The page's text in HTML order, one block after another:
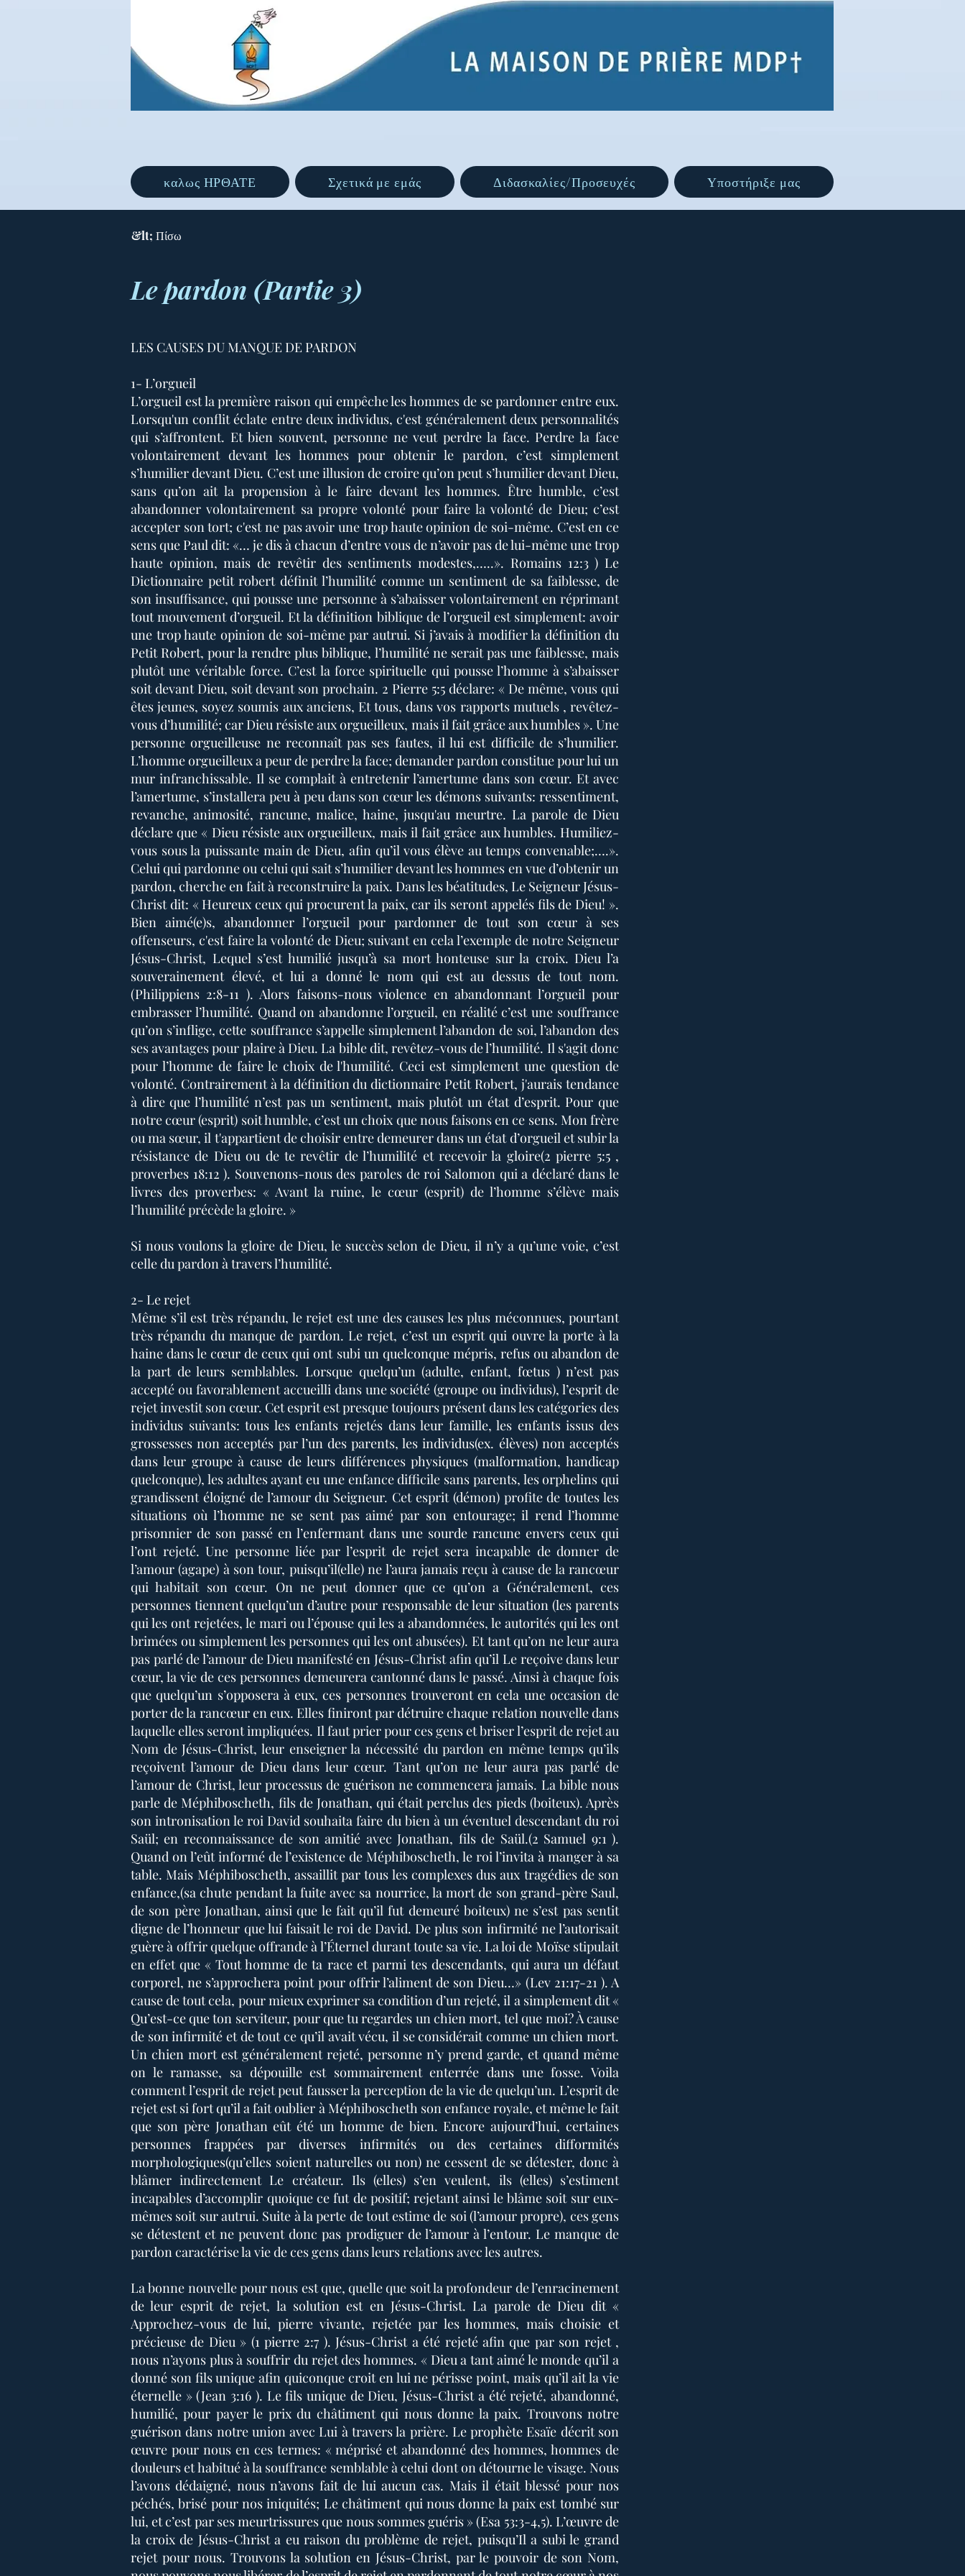
καλως ΗΡΘΑΤΕ Σχετικά με εμάς Διδασκαλίες/Προσευχές Υποστήριξε μας
&lt; Πίσω
Le pardon (Partie 3)
LES CAUSES DU MANQUE DE PARDON
1- L’orgueil
L’orgueil est la première raison qui empêche les hommes de se pardonner entre eux.
Lorsqu'un conflit éclate entre deux individus, c'est généralement deux personnalités
qui s’affrontent. Et bien souvent, personne ne veut perdre la face. Perdre la face
volontairement devant les hommes pour obtenir le pardon, c’est simplement
s’humilier devant Dieu. C’est une illusion de croire qu’on peut s’humilier devant Dieu,
sans qu’on ait la propension à le faire devant les hommes. Être humble, c’est
abandonner volontairement sa propre volonté pour faire la volonté de Dieu; c’est
accepter son tort; c'est ne pas avoir une trop haute opinion de soi-même. C’est en ce
sens que Paul dit: «… je dis à chacun d’entre vous de n’avoir pas de lui-même une trop
haute opinion, mais de revêtir des sentiments modestes,…..». Romains 12:3 ) Le
Dictionnaire petit robert définit l’humilité comme un sentiment de sa faiblesse, de
son insuffisance, qui pousse une personne à s’abaisser volontairement en réprimant
tout mouvement d’orgueil. Et la définition biblique de l’orgueil est simplement: avoir
une trop haute opinion de soi-même par autrui. Si j’avais à modifier la définition du
Petit Robert, pour la rendre plus biblique, l’humilité ne serait pas une faiblesse, mais
plutôt une véritable force. C’est la force spirituelle qui pousse l’homme à s’abaisser
soit devant Dieu, soit devant son prochain. 2 Pierre 5:5 déclare: « De même, vous qui
êtes jeunes, soyez soumis aux anciens, Et tous, dans vos rapports mutuels , revêtez-
vous d’humilité; car Dieu résiste aux orgueilleux, mais il fait grâce aux humbles ». Une
personne orgueilleuse ne reconnaît pas ses fautes, il lui est difficile de s’humilier.
L’homme orgueilleux a peur de perdre la face; demander pardon constitue pour lui un
mur infranchissable. Il se complait à entretenir l’amertume dans son cœur. Et avec
l’amertume, s’installera peu à peu dans son cœur les démons suivants: ressentiment,
revanche, animosité, rancune, malice, haine, jusqu'au meurtre. La parole de Dieu
déclare que « Dieu résiste aux orgueilleux, mais il fait grâce aux humbles. Humiliez-
vous sous la puissante main de Dieu, afin qu’il vous élève au temps convenable;….».
Celui qui pardonne ou celui qui sait s’humilier devant les hommes en vue d’obtenir un
pardon, cherche en fait à reconstruire la paix. Dans les béatitudes, Le Seigneur Jésus-
Christ dit: « Heureux ceux qui procurent la paix, car ils seront appelés fils de Dieu! ».
Bien aimé(e)s, abandonner l’orgueil pour pardonner de tout son cœur à ses
offenseurs, c'est faire la volonté de Dieu; suivant en cela l’exemple de notre Seigneur
Jésus-Christ, Lequel s’est humilié jusqu’à sa mort honteuse sur la croix. Dieu l’a
souverainement élevé, et lui a donné le nom qui est au dessus de tout nom.
(Philippiens 2:8-11 ). Alors faisons-nous violence en abandonnant l’orgueil pour
embrasser l’humilité. Quand on abandonne l’orgueil, en réalité c’est une souffrance
qu’on s’inflige, cette souffrance s’appelle simplement l’abandon de soi, l’abandon des
ses avantages pour plaire à Dieu. La bible dit, revêtez-vous de l’humilité. Il s'agit donc
pour l’homme de faire le choix de l'humilité. Ceci est simplement une question de
volonté. Contrairement à la définition du dictionnaire Petit Robert, j'aurais tendance
à dire que l’humilité n’est pas un sentiment, mais plutôt un état d’esprit. Pour que
notre cœur (esprit) soit humble, c’est un choix que nous faisons en ce sens. Mon frère
ou ma sœur, il t'appartient de choisir entre demeurer dans un état d’orgueil et subir la
résistance de Dieu ou de te revêtir de l’humilité et recevoir la gloire(2 pierre 5:5 ,
proverbes 18:12 ). Souvenons-nous des paroles de roi Salomon qui a déclaré dans le
livres des proverbes: « Avant la ruine, le cœur (esprit) de l’homme s’élève mais
l’humilité précède la gloire. »
Si nous voulons la gloire de Dieu, le succès selon de Dieu, il n’y a qu’une voie, c’est
celle du pardon à travers l’humilité.
2- Le rejet
Même s’il est très répandu, le rejet est une des causes les plus méconnues, pourtant
très répandu du manque de pardon. Le rejet, c’est un esprit qui ouvre la porte à la
haine dans le cœur de ceux qui ont subi un quelconque mépris, refus ou abandon de
la part de leurs semblables. Lorsque quelqu’un (adulte, enfant, fœtus ) n’est pas
accepté ou favorablement accueilli dans une société (groupe ou individus), l’esprit de
rejet investit son cœur. Cet esprit est presque toujours présent dans les catégories des
individus suivants: tous les enfants rejetés dans leur famille, les enfants issus des
grossesses non acceptés par l’un des parents, les individus(ex. élèves) non acceptés
dans leur groupe à cause de leurs différences physiques (malformation, handicap
quelconque), les adultes ayant eu une enfance difficile sans parents, les orphelins qui
grandissent éloigné de l’amour du Seigneur. Cet esprit (démon) profite de toutes les
situations où l’homme ne se sent pas aimé par son entourage; il rend l’homme
prisonnier de son passé en l’enfermant dans une sourde rancune envers ceux qui
l’ont rejeté. Une personne liée par l’esprit de rejet sera incapable de donner de
l’amour (agape) à son tour, puisqu’il(elle) ne l’aura jamais reçu à cause de la rancœur
qui habitait son cœur. On ne peut donner que ce qu’on a Généralement, ces
personnes tiennent quelqu’un d’autre pour responsable de leur situation (les parents
qui les ont rejetées, le mari ou l’épouse qui les a abandonnées, le autorités qui les ont
brimées ou simplement les personnes qui les ont abusées). Et tant qu’on ne leur aura
pas parlé de l’amour de Dieu manifesté en Jésus-Christ afin qu’il Le reçoive dans leur
cœur, la vie de ces personnes demeurera cantonné dans le passé. Ainsi à chaque fois
que quelqu’un s’opposera à eux, ces personnes trouveront en cela une occasion de
porter de la rancœur en eux. Elles finiront par détruire chaque relation nouvelle dans
laquelle elles seront impliquées. Il faut prier pour ces gens et briser l’esprit de rejet au
Nom de Jésus-Christ, leur enseigner la nécessité du pardon en même temps qu’ils
reçoivent l’amour de Dieu dans leur cœur. Tant qu’on ne leur aura pas parlé de
l’amour de Christ, leur processus de guérison ne commencera jamais. La bible nous
parle de Méphiboscheth, fils de Jonathan, qui était perclus des pieds (boiteux). Après
son intronisation le roi David souhaita faire du bien à un éventuel descendant du roi
Saül; en reconnaissance de son amitié avec Jonathan, fils de Saül.(2 Samuel 9:1 ).
Quand on l’eût informé de l’existence de Méphiboscheth, le roi l’invita à manger à sa
table. Mais Méphiboscheth, assaillit par tous les complexes dus aux tragédies de son
enfance,(sa chute pendant la fuite avec sa nourrice, la mort de son grand-père Saul,
de son père Jonathan, ainsi que le fait qu’il fut demeuré boiteux) ne s’est pas sentit
digne de l’honneur que lui faisait le roi de David. De plus son infirmité ne l’autorisait
guère à offrir quelque offrande à l’Éternel durant toute sa vie. La loi de Moïse stipulait
en effet que « Tout homme de ta race et parmi tes descendants, qui aura un défaut
corporel, ne s’approchera point pour offrir l’aliment de son Dieu…» (Lev 21:17-21 ). A
cause de tout cela, pour mieux exprimer sa condition d’un rejeté, il a simplement dit «
Qu’est-ce que ton serviteur, pour que tu regardes un chien mort, tel que moi? À cause
de son infirmité et de tout ce qu’il avait vécu, il se considérait comme un chien mort.
Un chien mort est généralement rejeté, personne n’y prend garde, et quand même
on le ramasse, sa dépouille est sommairement enterrée dans une fosse. Voila
comment l’esprit de rejet peut fausser la perception de la vie de quelqu’un. L’esprit de
rejet est si fort qu’il a fait oublier à Méphiboscheth son enfance royale, et même le fait
que son père Jonathan eût été un homme de bien. Encore aujourd’hui, certaines
personnes frappées par diverses infirmités ou des certaines difformités
morphologiques(qu’elles soient naturelles ou non) ne cessent de se détester, donc à
blâmer indirectement Le créateur. Ils (elles) s’en veulent, ils (elles) s’estiment
incapables d’accomplir quoique ce fut de positif; rejetant ainsi le blâme soit sur eux-
mêmes soit sur autrui. Suite à la perte de tout estime de soi (l’amour propre), ces gens
se détestent et ne peuvent donc pas prodiguer de l’amour à l’entour. Le manque de
pardon caractérise la vie de ces gens dans leurs relations avec les autres.
La bonne nouvelle pour nous est que, quelle que soit la profondeur de l’enracinement
de leur esprit de rejet, la solution est en Jésus-Christ. La parole de Dieu dit «
Approchez-vous de lui, pierre vivante, rejetée par les hommes, mais choisie et
précieuse de Dieu » (1 pierre 2:7 ). Jésus-Christ a été rejeté afin que par son rejet ,
nous n’ayons plus à souffrir du rejet des hommes. « Dieu a tant aimé le monde qu’il a
donné son fils unique afin quiconque croit en lui ne périsse point, mais qu’il ait la vie
éternelle » (Jean 3:16 ). Le fils unique de Dieu, Jésus-Christ a été rejeté, abandonné,
humilié, pour payer le prix du châtiment qui nous donne la paix. Trouvons notre
guérison dans notre union avec Lui à travers la prière. Le prophète Esaïe décrit son
œuvre pour nous en ces termes: « méprisé et abandonné des hommes, hommes de
douleurs et habitué à la souffrance semblable à celui dont on détourne le visage. Nous
l’avons dédaigné, nous n’avons fait de lui aucun cas. Mais il était blessé pour nos
péchés, brisé pour nos iniquités; Le châtiment qui nous donne la paix est tombé sur
lui, et c’est par ses meurtrissures que nous sommes guéris » (Esa 53:3-4,5). L’œuvre de
la croix de Jésus-Christ a eu raison du problème de rejet, puisqu’Il a subi le grand
rejet pour nous. Trouvons la solution en Jésus-Christ, par le pouvoir de son Nom,